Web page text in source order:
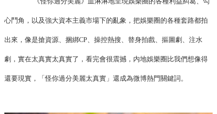
心鬥角，以及強大資本主義市場下的亂象，把娛樂圈的各種套路都拍
出來，像是搶資源、捆綁CP、操控熱搜、替身拍戲、摳圖劇、注水
劇，實在太真實太真實了，看完會很震撼，内地娛樂圈比我們想像得
還要現實，「怪你過分美麗太真實」還成為微博熱門關鍵詞。